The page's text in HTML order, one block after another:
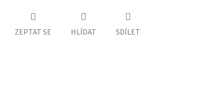
ZEPTAT SE HLÍDAT SDÍLET